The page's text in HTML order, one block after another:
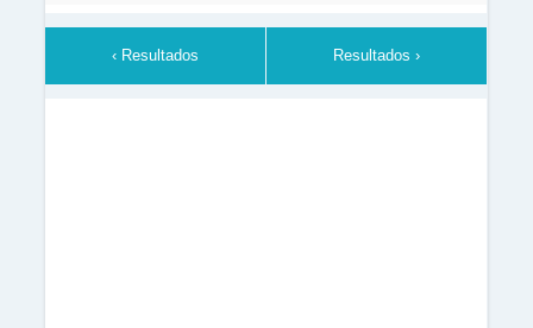
‹ Resultados Resultados ›